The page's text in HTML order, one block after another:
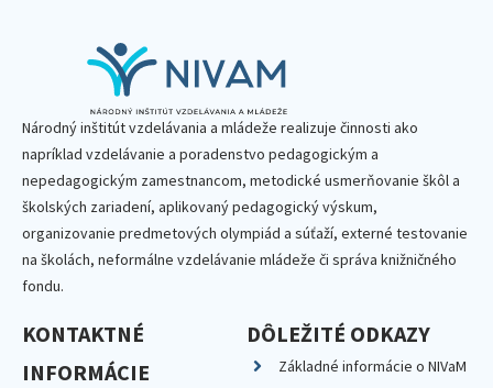
Národný inštitút vzdelávania a mládeže realizuje činnosti ako
napríklad vzdelávanie a poradenstvo pedagogickým a
nepedagogickým zamestnancom, metodické usmerňovanie škôl a
školských zariadení, aplikovaný pedagogický výskum,
organizovanie predmetových olympiád a súťaží, externé testovanie
na školách, neformálne vzdelávanie mládeže či správa knižničného
fondu.
KONTAKTNÉ
INFORMÁCIE
DÔLEŽITÉ ODKAZY
Základné informácie o NIVaM